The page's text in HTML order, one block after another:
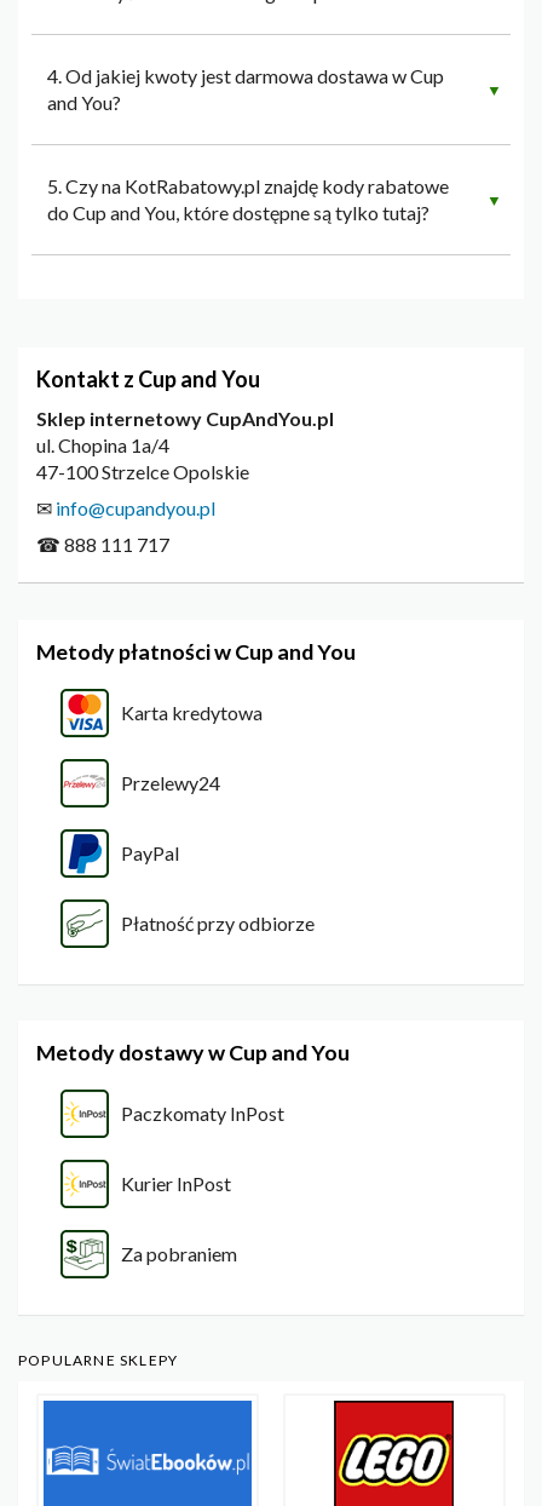
4. Od jakiej kwoty jest darmowa dostawa w Cup
and You?
▼
5. Czy na KotRabatowy.pl znajdę kody rabatowe
do Cup and You, które dostępne są tylko tutaj?
▼
Kontakt z Cup and You
Sklep internetowy CupAndYou.pl
ul. Chopina 1a/4
47-100 Strzelce Opolskie
✉ info@cupandyou.pl
☎ 888 111 717
Metody płatności w Cup and You
Karta kredytowa
Przelewy24
PayPal
Płatność przy odbiorze
Metody dostawy w Cup and You
Paczkomaty InPost
Kurier InPost
Za pobraniem
POPULARNE SKLEPY